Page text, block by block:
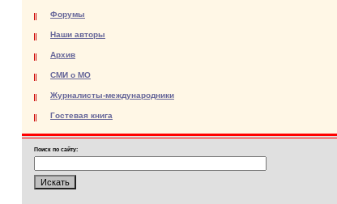
Форумы
Наши авторы
Архив
СМИ о МО
Журналисты-международники
Гостевая книга
Поиск по сайту: